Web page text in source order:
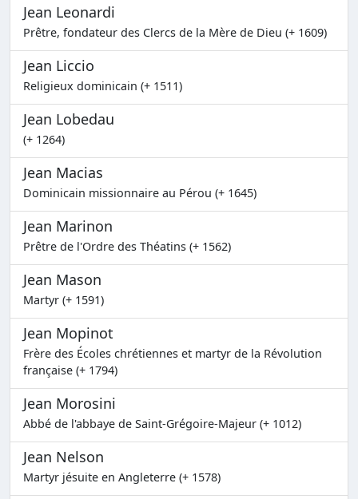
Jean Leonardi
Prêtre, fondateur des Clercs de la Mère de Dieu (+ 1609)
Jean Liccio
Religieux dominicain (+ 1511)
Jean Lobedau
(+ 1264)
Jean Macias
Dominicain missionnaire au Pérou (+ 1645)
Jean Marinon
Prêtre de l'Ordre des Théatins (+ 1562)
Jean Mason
Martyr (+ 1591)
Jean Mopinot
Frère des Écoles chrétiennes et martyr de la Révolution
française (+ 1794)
Jean Morosini
Abbé de l'abbaye de Saint-Grégoire-Majeur (+ 1012)
Jean Nelson
Martyr jésuite en Angleterre (+ 1578)